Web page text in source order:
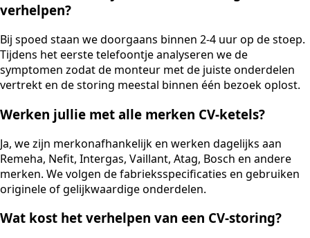
verhelpen?
Bij spoed staan we doorgaans binnen 2-4 uur op de stoep.
Tijdens het eerste telefoontje analyseren we de
symptomen zodat de monteur met de juiste onderdelen
vertrekt en de storing meestal binnen één bezoek oplost.
Werken jullie met alle merken CV-ketels?
Ja, we zijn merkonafhankelijk en werken dagelijks aan
Remeha, Nefit, Intergas, Vaillant, Atag, Bosch en andere
merken. We volgen de fabrieksspecificaties en gebruiken
originele of gelijkwaardige onderdelen.
Wat kost het verhelpen van een CV-storing?